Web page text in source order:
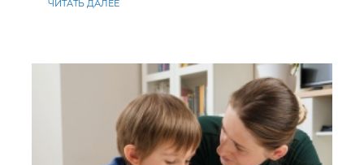
ЧИТАТЬ ДАЛЕЕ